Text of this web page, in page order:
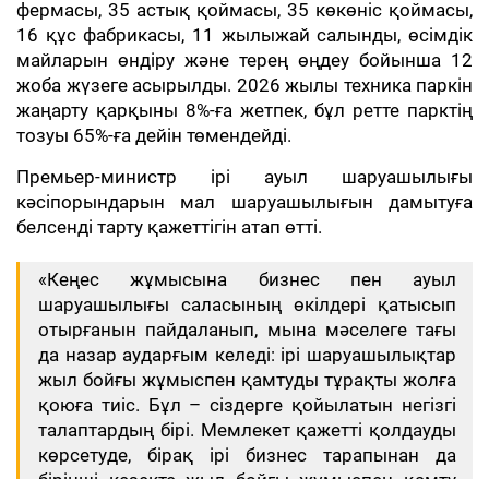
фермасы, 35 астық қоймасы, 35 көкөніс қоймасы,
16 құс фабрикасы, 11 жылыжай салынды, өсімдік
майларын өндіру және терең өңдеу бойынша 12
жоба жүзеге асырылды. 2026 жылы техника паркін
жаңарту қарқыны 8%-ға жетпек, бұл ретте парктің
тозуы 65%-ға дейін төмендейді.
Премьер-министр ірі ауыл шаруашылығы
кәсіпорындарын мал шаруашылығын дамытуға
белсенді тарту қажеттігін атап өтті.
«Кеңес жұмысына бизнес пен ауыл
шаруашылығы саласының өкілдері қатысып
отырғанын пайдаланып, мына мәселеге тағы
да назар аударғым келеді: ірі шаруашылықтар
жыл бойғы жұмыспен қамтуды тұрақты жолға
қоюға тиіс. Бұл – сіздерге қойылатын негізгі
талаптардың бірі. Мемлекет қажетті қолдауды
көрсетуде, бірақ ірі бизнес тарапынан да